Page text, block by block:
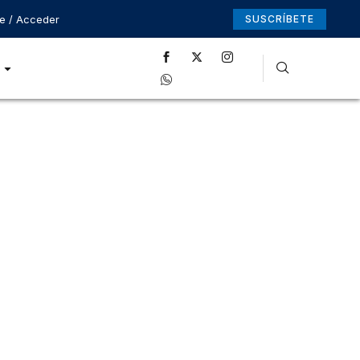
/ Acceder SUSCRÍBETE